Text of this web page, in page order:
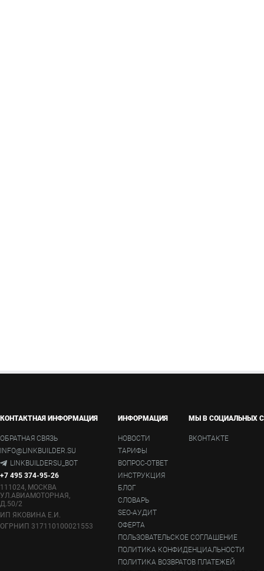
КОНТАКТНАЯ ИНФОРМАЦИЯ
ОБРАТНАЯ СВЯЗЬ
INFO@LINKBUILDER.SU
LINKBUILDERSU_BOT
+7 495 374-95-26
111024, МОСКВА
УЛ.АВИАМОТОРНАЯ,
Д.50/2
ИП ЯКОВИНА Е.И.
ОГРНИП 317110100021553
ИНФОРМАЦИЯ
НОВОСТИ
ТАРИФЫ
ВОПРОС-ОТВЕТ
ИНСТРУКЦИЯ
БЛОГ
СЛОВАРЬ
SEO-АУДИТ
ОФЕРТА
ПОЛЬЗОВАТЕЛЬСКОЕ СОГЛАШЕНИЕ
ПОЛИТИКА КОНФИДЕНЦИАЛЬНОСТИ
ПОЛИТИКА ВОЗВРАТОВ ПЛАТЕЖЕЙ
МЫ В СОЦИАЛЬНЫХ
ВКОНТАКТЕ